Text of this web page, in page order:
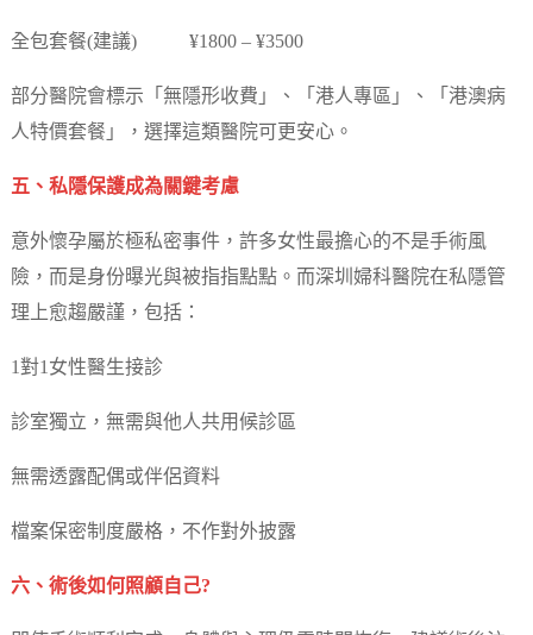
全包套餐(建議) ¥1800 – ¥3500
部分醫院會標示「無隱形收費」、「港人專區」、「港澳病
人特價套餐」，選擇這類醫院可更安心。
五、私隱保護成為關鍵考慮
意外懷孕屬於極私密事件，許多女性最擔心的不是手術風
險，而是身份曝光與被指指點點。而深圳婦科醫院在私隱管
理上愈趨嚴謹，包括：
1對1女性醫生接診
診室獨立，無需與他人共用候診區
無需透露配偶或伴侶資料
檔案保密制度嚴格，不作對外披露
六、術後如何照顧自己?